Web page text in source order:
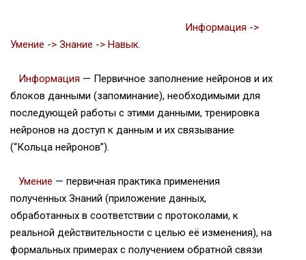
Информация ->
Умение -> Знание -> Навык.
Информация — Первичное заполнение нейронов и их
блоков данными (запоминание), необходимыми для
последующей работы с этими данными, тренировка
нейронов на доступ к данным и их связывание
(“Кольца нейронов”).
Умение — первичная практика применения
полученных Знаний (приложение данных,
обработанных в соответствии с протоколами, к
реальной действительности с целью её изменения), на
формальных примерах с получением обратной связи